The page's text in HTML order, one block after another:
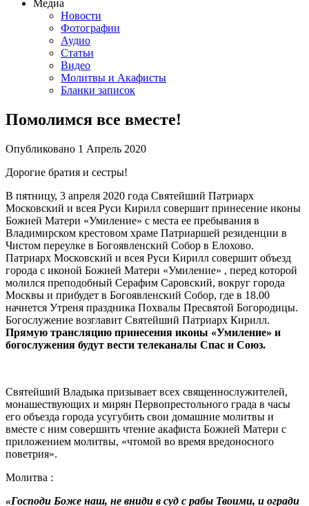
Медиа
Новости
Фотографии
Аудио
Статьи
Видео
Молитвы и Акафисты
Бланки записок
Помолимся все вместе!
Опубликовано 1 Апрель 2020
Дорогие братия и сестры!
В пятницу, 3 апреля 2020 года Святейший Патриарх
Московский и всея Руси Кирилл совершит принесение иконы
Божией Матери «Умиление» с места ее пребывания в
Владимирском крестовом храме Патриаршей резиденции в
Чистом переулке в Богоявленский Собор в Елохово.
Патриарх Московский и всея Руси Кирилл совершит объезд
города с иконой Божией Матери «Умиление» , перед которой
молился преподобный Серафим Саровский, вокруг города
Москвы и прибудет в Богоявленский Собор, где в 18.00
начнется Утреня праздника Похвалы Пресвятой Богородицы.
Богослужение возглавит Святейший Патриарх Кирилл.
Прямую трансляцию принесения иконы «Умиление» и
богослужения будут вести телеканалы Спас и Союз.
Святейший Владыка призывает всех священнослужителей,
монашествующих и мирян Первопрестольного града в часы
его объезда города усугубить свои домашние молитвы и
вместе с ним совершить чтение акафиста Божией Матери с
приложением молитвы, «чтомой во время вредоносного
поветрия».
Молитва :
«Господи Боже наш, не вниди в суд с рабы Твоими, и огради